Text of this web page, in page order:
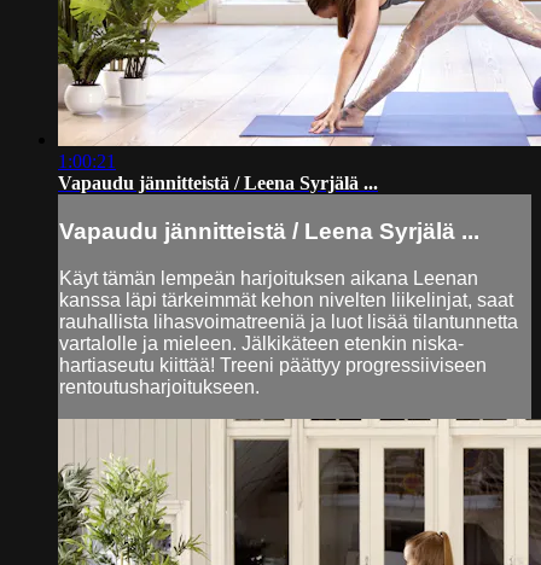
1:00:21
Vapaudu jännitteistä / Leena Syrjälä ...
Vapaudu jännitteistä / Leena Syrjälä ...
Käyt tämän lempeän harjoituksen aikana Leenan
kanssa läpi tärkeimmät kehon nivelten liikelinjat, saat
rauhallista lihasvoimatreeniä ja luot lisää tilantunnetta
vartalolle ja mieleen. Jälkikäteen etenkin niska-
hartiaseutu kiittää! Treeni päättyy progressiiviseen
rentoutusharjoitukseen.